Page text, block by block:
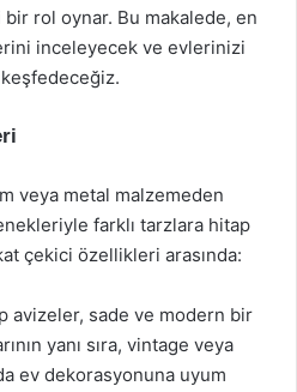
bir rol oynar. Bu makalede, en
inceleyecek ve evlerinizi
veya metal malzemeden
farklı tarzlara hitap
çekici özellikleri arasında:
avizeler, sade ve modern bir
yanı sıra, vintage veya
ev dekorasyonuna uyum